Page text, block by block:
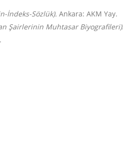
İndeks-Sözlük). Ankara: AKM Yay.
Şairlerinin Muhtasar Biyografileri)